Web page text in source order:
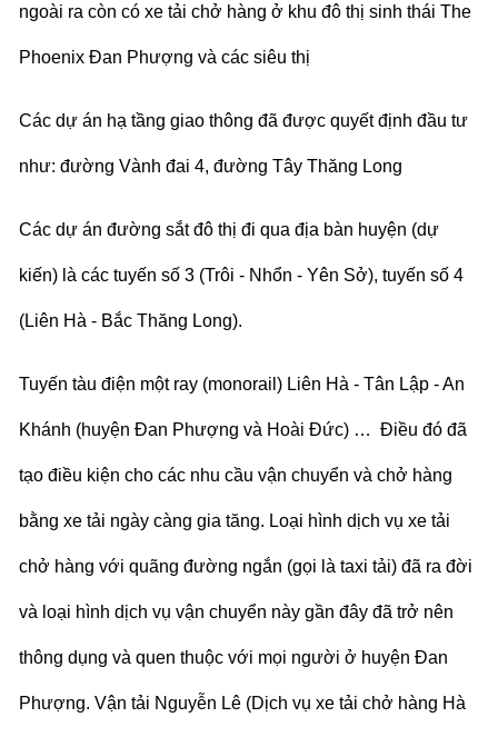
ngoài ra còn có xe tải chở hàng ở khu đô thị sinh thái The
Phoenix Đan Phượng và các siêu thị
Các dự án hạ tầng giao thông đã được quyết định đầu tư
như: đường Vành đai 4, đường Tây Thăng Long
Các dự án đường sắt đô thị đi qua địa bàn huyện (dự
kiến) là các tuyến số 3 (Trôi - Nhổn - Yên Sở), tuyến số 4
(Liên Hà - Bắc Thăng Long).
Tuyến tàu điện một ray (monorail) Liên Hà - Tân Lập - An
Khánh (huyện Đan Phượng và Hoài Đức) … Điều đó đã
tạo điều kiện cho các nhu cầu vận chuyển và chở hàng
bằng xe tải ngày càng gia tăng. Loại hình dịch vụ xe tải
chở hàng với quãng đường ngắn (gọi là taxi tải) đã ra đời
và loại hình dịch vụ vận chuyển này gần đây đã trở nên
thông dụng và quen thuộc với mọi người ở huyện Đan
Phượng. Vận tải Nguyễn Lê (Dịch vụ xe tải chở hàng Hà